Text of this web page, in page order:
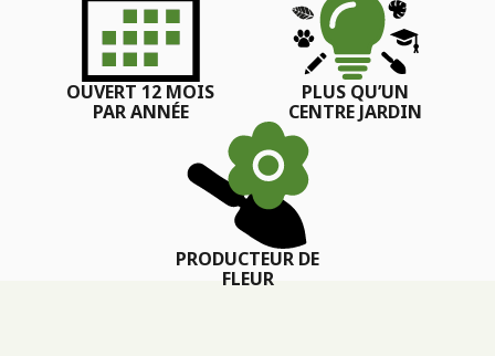
OUVERT 12 MOIS
PAR ANNÉE
PLUS QU’UN
CENTRE JARDIN
PRODUCTEUR DE
FLEUR